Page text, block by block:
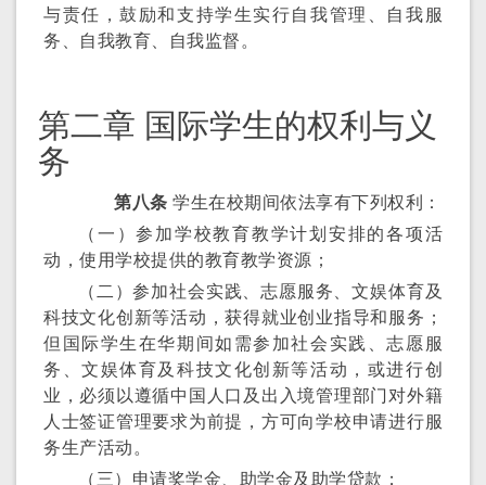
与责任，鼓励和支持学生实行自我管理、自我服
务、自我教育、自我监督。
第二章 国际学生的权利与义
务
第八条 学生在校期间依法享有下列权利：
（一）参加学校教育教学计划安排的各项活
动，使用学校提供的教育教学资源；
（二）参加社会实践、志愿服务、文娱体育及
科技文化创新等活动，获得就业创业指导和服务；
但国际学生在华期间如需参加社会实践、志愿服
务、文娱体育及科技文化创新等活动，或进行创
业，必须以遵循中国人口及出入境管理部门对外籍
人士签证管理要求为前提，方可向学校申请进行服
务生产活动。
（三）申请奖学金、助学金及助学贷款；